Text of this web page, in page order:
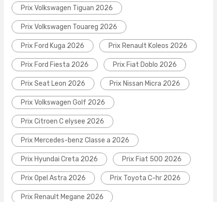
Prix Volkswagen Tiguan 2026
Prix Volkswagen Touareg 2026
Prix Ford Kuga 2026 Prix Renault Koleos 2026
Prix Ford Fiesta 2026 Prix Fiat Doblo 2026
Prix Seat Leon 2026 Prix Nissan Micra 2026
Prix Volkswagen Golf 2026
Prix Citroen C elysee 2026
Prix Mercedes-benz Classe a 2026
Prix Hyundai Creta 2026 Prix Fiat 500 2026
Prix Opel Astra 2026 Prix Toyota C-hr 2026
Prix Renault Megane 2026